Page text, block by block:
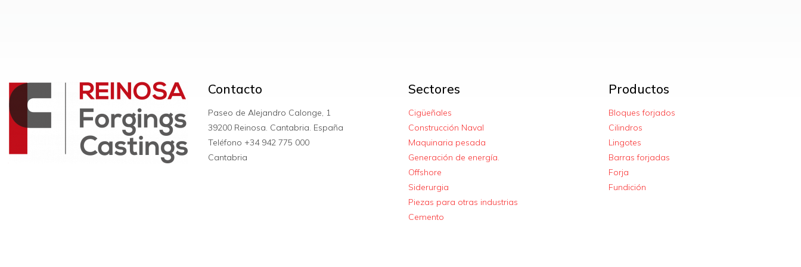
Contacto
Paseo de Alejandro Calonge, 1
39200 Reinosa. Cantabria. España
Teléfono +34 942 775 000
Cantabria
Sectores
Cigüeñales
Construcción Naval
Maquinaria pesada
Generación de energía.
Offshore
Siderurgia
Piezas para otras industrias
Cemento
Productos
Bloques forjados
Cilindros
Lingotes
Barras forjadas
Forja
Fundición